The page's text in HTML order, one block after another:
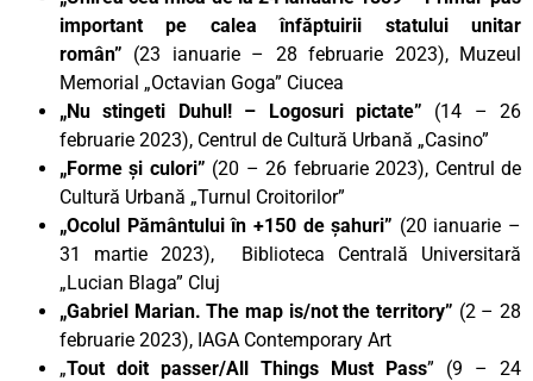
important pe calea înfăptuirii statului unitar
român” (23 ianuarie – 28 februarie 2023), Muzeul
Memorial „Octavian Goga” Ciucea
„Nu stingeti Duhul! – Logosuri pictate” (14 – 26
februarie 2023), Centrul de Cultură Urbană „Casino”
„Forme și culori” (20 – 26 februarie 2023), Centrul de
Cultură Urbană „Turnul Croitorilor”
„Ocolul Pământului în +150 de şahuri” (20 ianuarie –
31 martie 2023), Biblioteca Centrală Universitară
„Lucian Blaga” Cluj
„Gabriel Marian. The map is/not the territory” (2 – 28
februarie 2023), IAGA Contemporary Art
„Tout doit passer/All Things Must Pass” (9 – 24